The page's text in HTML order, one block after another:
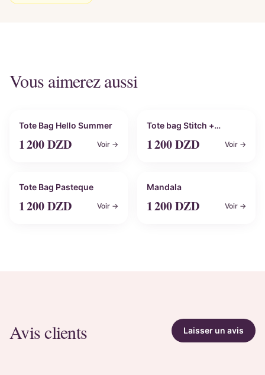
Vous aimerez aussi
Personnalisable
Tote Bag Hello Summer
1 200DZD Voir →
Personnalisable
Tote bag Stitch +
1 200DZD Voir →
Personnalisable
Tote Bag Pasteque
1 200DZD Voir →
Personnalisable
Mandala
1 200DZD Voir →
Avis clients Laisser un avis